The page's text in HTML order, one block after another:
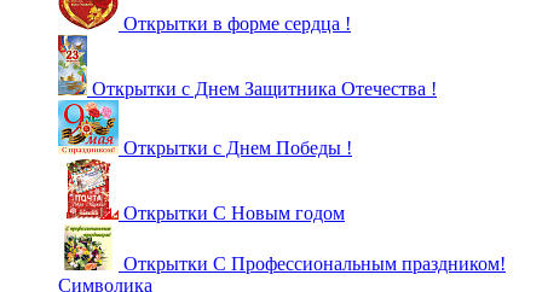
Открытки в форме сердца !
Открытки с Днем Защитника Отечества !
Открытки с Днем Победы !
Открытки С Новым годом
Открытки С Профессиональным праздником!
Символика